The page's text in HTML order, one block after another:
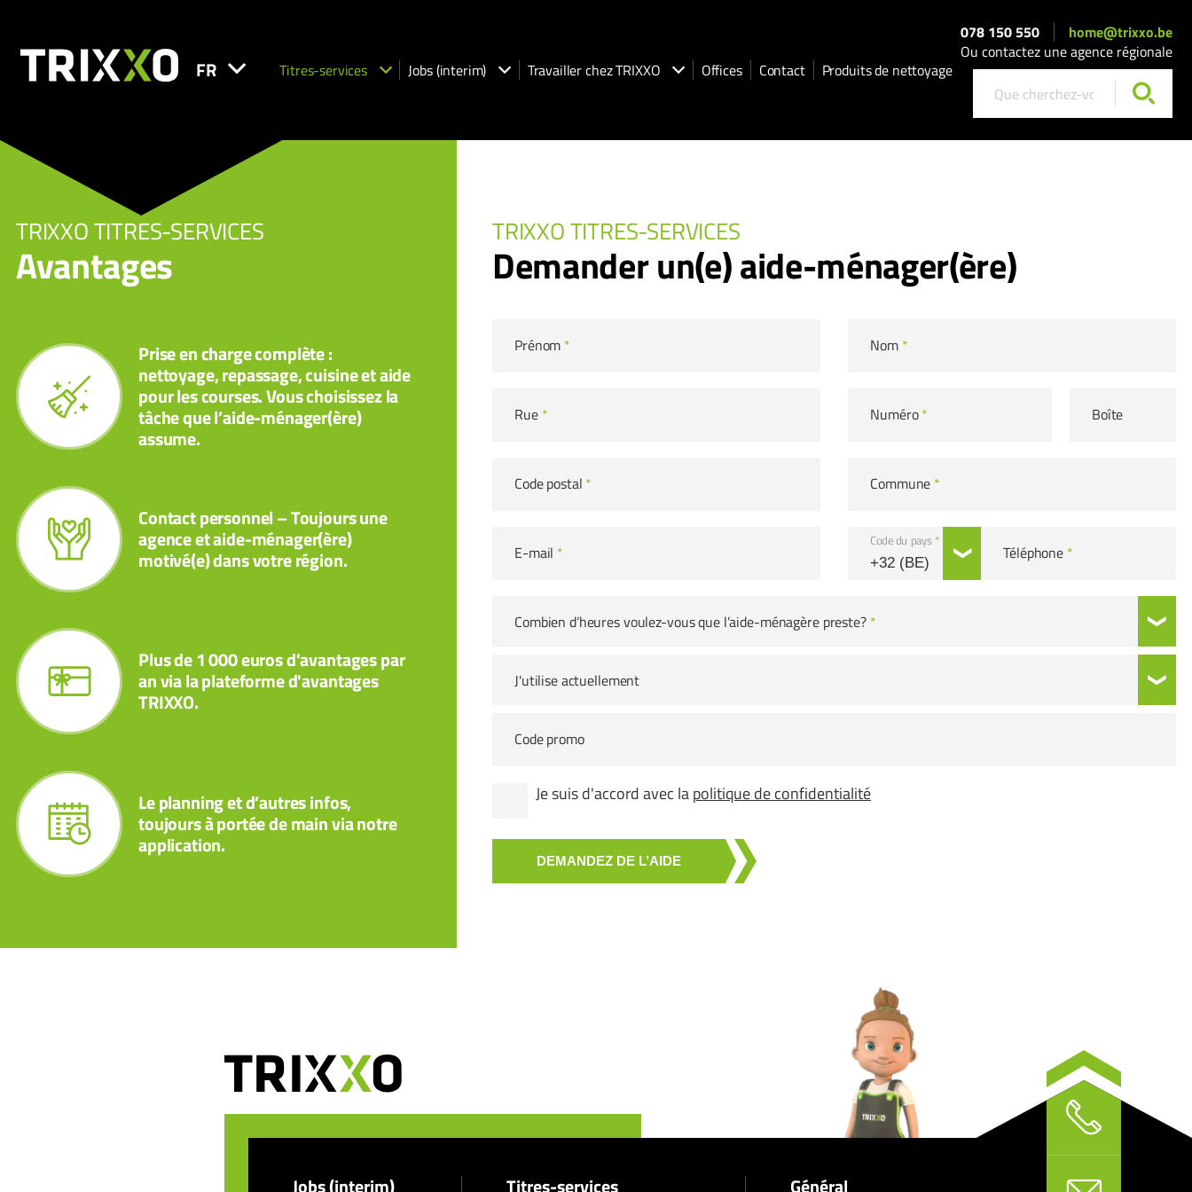
FR Titres-services Jobs (interim) Travailler chez TRIXXO Offices Contact Produits de nettoyage
078 150 550
home@trixxo.be
Ou contactez une agence régionale
TRIXXO TITRES-SERVICES
Avantages
Prise en charge complète :
nettoyage, repassage, cuisine et aide
pour les courses. Vous choisissez la
tâche que l’aide-ménager(ère)
assume.
Contact personnel – Toujours une
agence et aide-ménager(ère)
motivé(e) dans votre région.
Plus de 1 000 euros d'avantages par
an via la plateforme d'avantages
TRIXXO.
Le planning et d’autres infos,
toujours à portée de main via notre
application.
TRIXXO TITRES-SERVICES
Demander un(e) aide-ménager(ère)
Prénom * Nom *
Rue * Numéro* Boîte
Code postal * Commune *
E-mail *
Code du pays *
Téléphone *
Combien d’heures voulez-vous que l’aide-ménagère preste? *
J'utilise actuellement
Code promo
Je suis d'accord avec lapolitique de confidentialité
DEMANDEZ DE L’AIDE
Jobs (interim) Titres-services Général